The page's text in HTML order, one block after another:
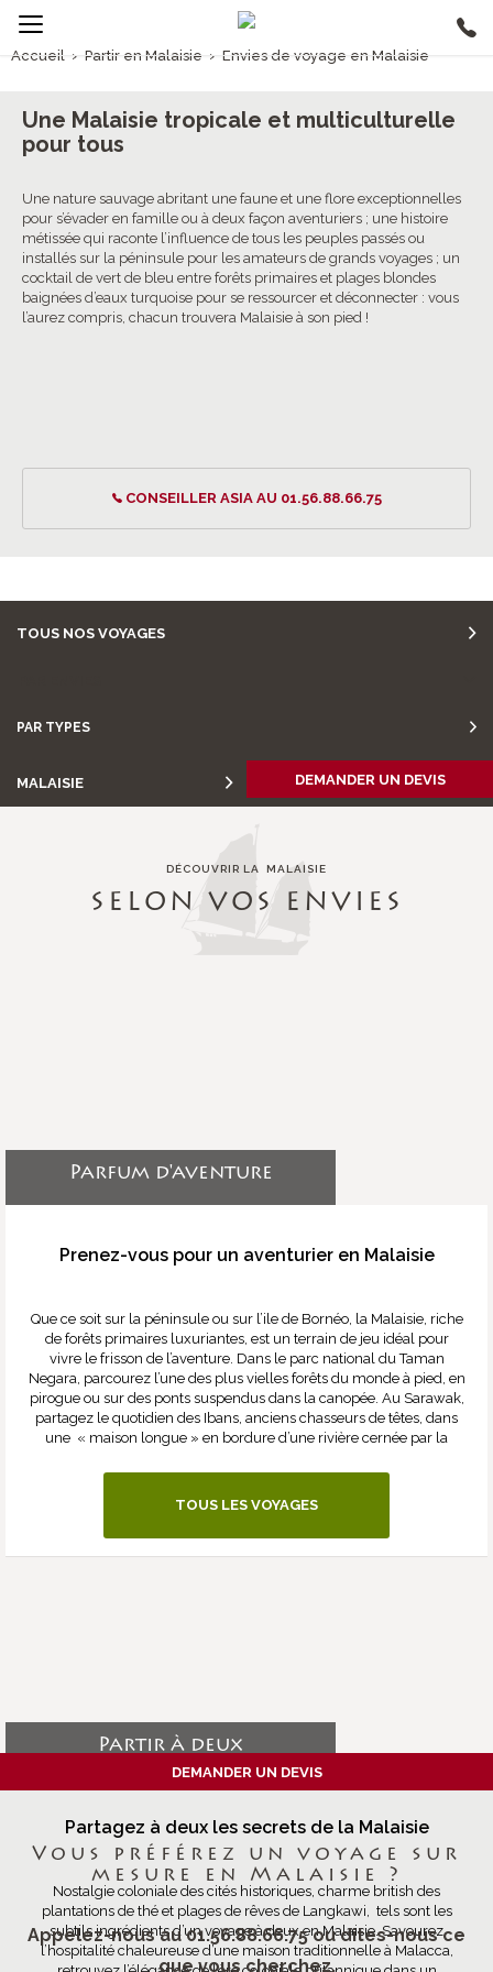
Accueil › Partir en Malaisie › Envies de voyage en Malaisie
Envies de voyage en Malaisie
Une Malaisie tropicale et multiculturelle
pour tous
Une nature sauvage abritant une faune et une flore exceptionnelles
pour s’évader en famille ou à deux façon aventuriers ; une histoire
métissée qui raconte l’influence de tous les peuples passés ou
installés sur la péninsule pour les amateurs de grands voyages ; un
cocktail de vert de bleu entre forêts primaires et plages blondes
baignées d’eaux turquoise pour se ressourcer et déconnecter : vous
l’aurez compris, chacun trouvera Malaisie à son pied !
CONSEILLER ASIA AU 01.56.88.66.75
TOUS NOS VOYAGES
PAR TYPES
MALAISIE DEMANDER UN DEVIS
DÉCOUVRIR LA MALAISIE
SELON VOS ENVIES
Parfum d'aventure
Prenez-vous pour un aventurier en Malaisie
Que ce soit sur la péninsule ou sur l’ile de Bornéo, la Malaisie, riche
de forêts primaires luxuriantes, est un terrain de jeu idéal pour
vivre le frisson de l’aventure. Dans le parc national du Taman
Negara, parcourez l’une des plus vielles forêts du monde à pied, en
pirogue ou sur des ponts suspendus dans la canopée. Au Sarawak,
partagez le quotidien des Ibans, anciens chasseurs de têtes, dans
une « maison longue » en bordure d’une rivière cernée par la
TOUS LES VOYAGES
Partir à deux
Partagez à deux les secrets de la Malaisie
Nostalgie coloniale des cités historiques, charme british des
plantations de thé et plages de rêves de Langkawi, tels sont les
subtils ingrédients d’un voyage à deux en Malaisie. Savourez
l’hospitalité chaleureuse d’une maison traditionnelle à Malacca,
DEMANDER UN DEVIS
Vous préférez un voyage sur
mesure en Malaisie ?
Appelez-nous au 01.56.88.66.75 ou dites-nous ce
que vous cherchez.